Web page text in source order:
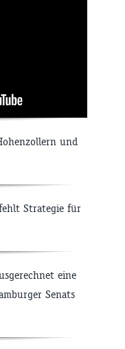
und
Strategie für
eine
Senats